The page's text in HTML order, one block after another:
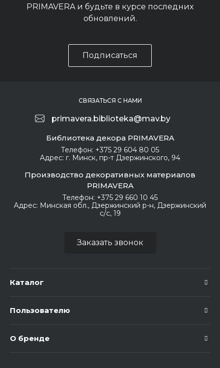
PRIMAVERA и будьте в курсе последних
обновлений.
Подписаться
СВЯЗАТЬСЯ С НАМИ
primavera.biblioteka@mav.by
Библиотека декора PRIMAVERA
Телефон: +375 29 604 80 05
Адрес: г. Минск, пр-т Дзержинского, 94
Производство декоративных материалов
PRIMAVERA
Телефон: +375 29 660 10 45
Адрес: Минская обл., Дзержинский р-н, Дзержинский
с/с, 19
Заказать звонок
Каталог
Пользователю
О бренде